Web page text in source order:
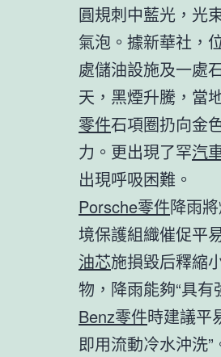
圓規刺中藍光，光
氣泡。據新華社，
處儲油設施及一處
天，黑煙升騰，當
零件石項圈扔向金
力。更出現了罕汽
出現呼吸困難。
Porsche零件降雨
境保護組織催促平
油芯施損毀后釋縮
物，降雨能夠“具
Benz零件時建議平
即用流動冷水沖洗”